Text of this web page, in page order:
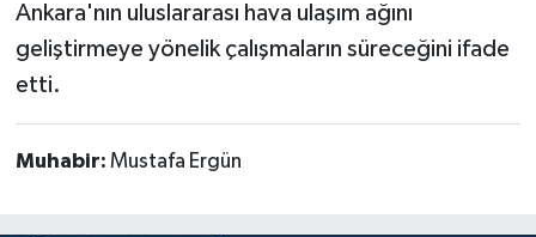
Ankara'nın uluslararası hava ulaşım ağını
geliştirmeye yönelik çalışmaların süreceğini ifade
etti.
Muhabir: Mustafa Ergün